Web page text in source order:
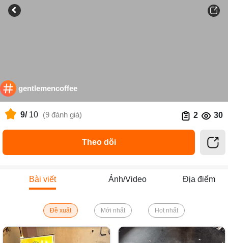
gentlemencoffee
9/ 10 (9 đánh giá) 30
2
Theo dõi
Bài viết Ảnh/Video Địa điểm
Đề xuất Mới nhất Hot nhất